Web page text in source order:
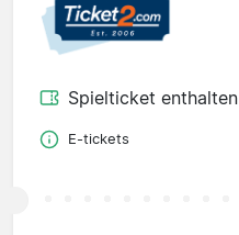
Spielticket enthalten
E-tickets